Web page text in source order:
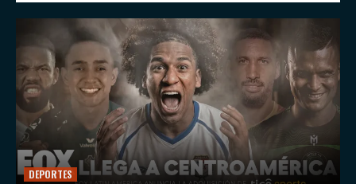
DEPORTES